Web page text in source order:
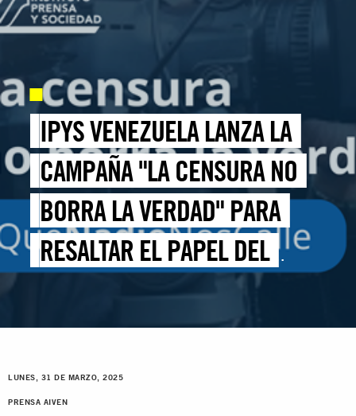
IPYS VENEZUELA LANZA LA
CAMPAÑA "LA CENSURA NO
BORRA LA VERDAD" PARA
RESALTAR EL PAPEL DEL
PERIODISMO EN LA DEFENSA
DE LOS DERECHOS
LUNES, 31 DE MARZO, 2025
PRENSA AIVEN